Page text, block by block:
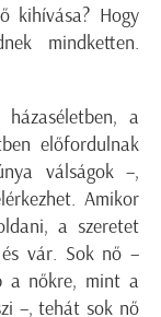
kihívása? Hogy
mindketten.
a
előfordulnak
válságok –,
Amikor
a szeretet
vár. Sok nő –
a nőkre, mint a
–, tehát sok nő